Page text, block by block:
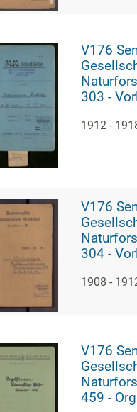
V176
303 -
1912 -
V176
304 -
1908 -
V176
459 -